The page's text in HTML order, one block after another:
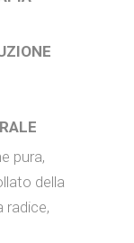
pura,
della
radice,